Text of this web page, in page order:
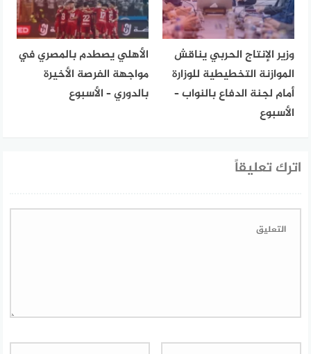
وزير الإنتاج الحربي يناقش
الموازنة التخطيطية للوزارة
أمام لجنة الدفاع بالنواب –
الأسبوع
الأهلي يصطدم بالمصري في
مواجهة الفرصة الأخيرة
بالدوري – الأسبوع
اترك تعليقاً